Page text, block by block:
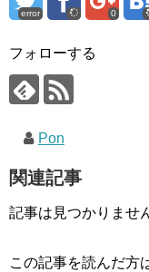
error 0
フォローする
Pon
関連記事
記事は見つかりませ
この記事を読んだ方